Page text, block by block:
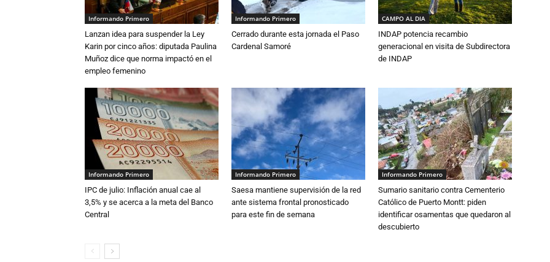
Informando Primero
Lanzan idea para suspender la Ley
Karin por cinco años: diputada Paulina
Muñoz dice que norma impactó en el
empleo femenino
Informando Primero
Cerrado durante esta jornada el Paso
Cardenal Samoré
CAMPO AL DIA
INDAP potencia recambio
generacional en visita de Subdirectora
de INDAP
Informando Primero
IPC de julio: Inflación anual cae al
3,5% y se acerca a la meta del Banco
Central
Informando Primero
Saesa mantiene supervisión de la red
ante sistema frontal pronosticado
para este fin de semana
Informando Primero
Sumario sanitario contra Cementerio
Católico de Puerto Montt: piden
identificar osamentas que quedaron al
descubierto